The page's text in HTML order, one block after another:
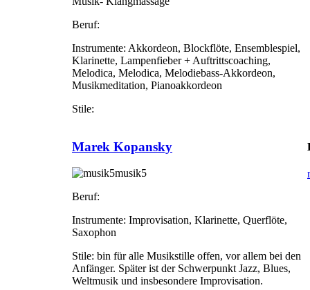
Beruf:
Instrumente: Akkordeon, Blockflöte, Ensemblespiel,
Klarinette, Lampenfieber + Auftrittscoaching,
Melodica, Melodica, Melodiebass-Akkordeon,
Musikmeditation, Pianoakkordeon
Stile:
Marek Kopansky
musik5
Beruf:
Instrumente: Improvisation, Klarinette, Querflöte,
Saxophon
Stile: bin für alle Musikstille offen, vor allem bei den
Anfänger. Später ist der Schwerpunkt Jazz, Blues,
Weltmusik und insbesondere Improvisation.